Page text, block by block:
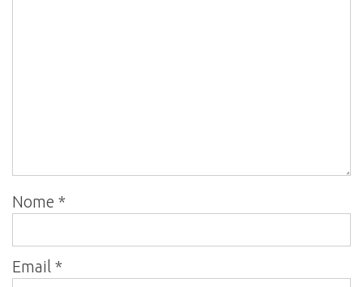
Nome *
Email *